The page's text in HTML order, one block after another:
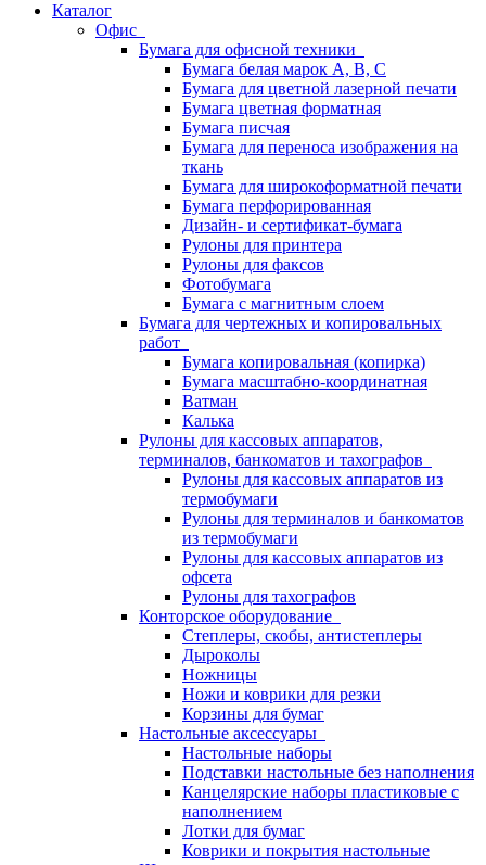
Каталог
Офис
Бумага для офисной техники
Бумага белая марок А, В, С
Бумага для цветной лазерной печати
Бумага цветная форматная
Бумага писчая
Бумага для переноса изображения на
ткань
Бумага для широкоформатной печати
Бумага перфорированная
Дизайн- и сертификат-бумага
Рулоны для принтера
Рулоны для факсов
Фотобумага
Бумага с магнитным слоем
Бумага для чертежных и копировальных
работ
Бумага копировальная (копирка)
Бумага масштабно-координатная
Ватман
Калька
Рулоны для кассовых аппаратов,
терминалов, банкоматов и тахографов
Рулоны для кассовых аппаратов из
термобумаги
Рулоны для терминалов и банкоматов
из термобумаги
Рулоны для кассовых аппаратов из
офсета
Рулоны для тахографов
Конторское оборудование
Степлеры, скобы, антистеплеры
Дыроколы
Ножницы
Ножи и коврики для резки
Корзины для бумаг
Настольные аксессуары
Настольные наборы
Подставки настольные без наполнения
Канцелярские наборы пластиковые с
наполнением
Лотки для бумаг
Коврики и покрытия настольные